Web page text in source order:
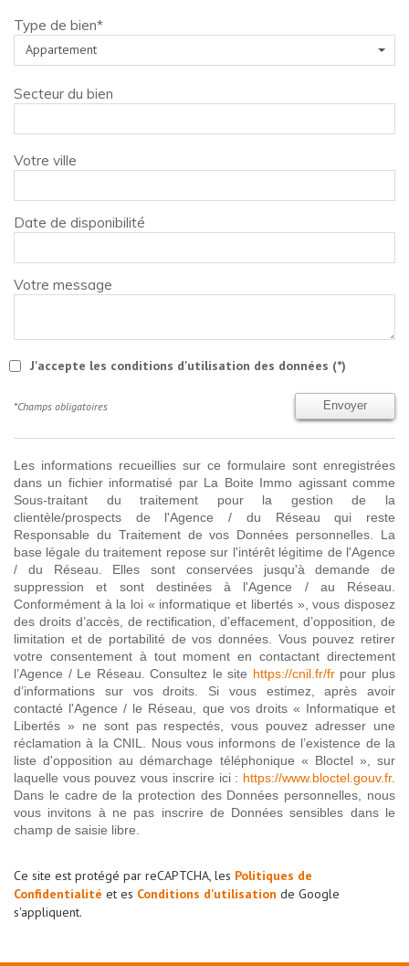
Type de bien*
Appartement
Secteur du bien
Votre ville
Date de disponibilité
Votre message
J'accepte les conditions d'utilisation des données (*)
Envoyer
*Champs obligatoires
Les informations recueillies sur ce formulaire sont enregistrées
dans un fichier informatisé par La Boite Immo agissant comme
Sous-traitant du traitement pour la gestion de la
clientèle/prospects de l'Agence / du Réseau qui reste
Responsable du Traitement de vos Données personnelles. La
base légale du traitement repose sur l'intérêt légitime de l'Agence
/ du Réseau. Elles sont conservées jusqu'à demande de
suppression et sont destinées à l'Agence / au Réseau.
Conformément à la loi « informatique et libertés », vous disposez
des droits d’accès, de rectification, d’effacement, d’opposition, de
limitation et de portabilité de vos données. Vous pouvez retirer
votre consentement à tout moment en contactant directement
l’Agence / Le Réseau. Consultez le site https://cnil.fr/frpour plus
d’informations sur vos droits. Si vous estimez, après avoir
contacté l'Agence / le Réseau, que vos droits « Informatique et
Libertés » ne sont pas respectés, vous pouvez adresser une
réclamation à la CNIL. Nous vous informons de l’existence de la
liste d'opposition au démarchage téléphonique « Bloctel », sur
laquelle vous pouvez vous inscrire ici : https://www.bloctel.gouv.fr.
Dans le cadre de la protection des Données personnelles, nous
vous invitons à ne pas inscrire de Données sensibles dans le
champ de saisie libre.
Ce site est protégé par reCAPTCHA, les Politiques de
Confidentialité et es Conditions d'utilisation de Google
s'appliquent.